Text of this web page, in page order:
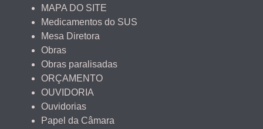
MAPA DO SITE
Medicamentos do SUS
Mesa Diretora
Obras
Obras paralisadas
ORÇAMENTO
OUVIDORIA
Ouvidorias
Papel da Câmara